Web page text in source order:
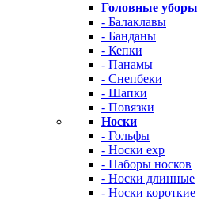
Головные уборы
- Балаклавы
- Банданы
- Кепки
- Панамы
- Снепбеки
- Шапки
- Повязки
Носки
- Гольфы
- Носки exp
- Наборы носков
- Носки длинные
- Носки короткие